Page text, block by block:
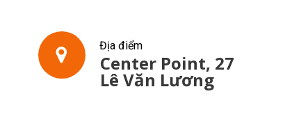
Địa điểm
Center Point, 27
Lê Văn Lương